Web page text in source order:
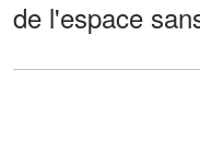
de l'espace